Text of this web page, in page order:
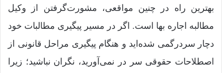
بهترین راه در چنین مواقعی، مشورت‌گرفتن از وکیل
مطالبه اجاره‌ بها است. اگر در مسیر پیگیری مطالبات خود
دچار سردرگمی شده‌اید و هنگام پیگیری مراحل قانونی از
اصطلاحات حقوقی سر در نمی‌آورید، نگران نباشید؛ زیرا